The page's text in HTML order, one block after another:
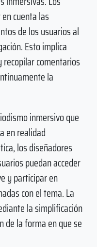
cuenta las
de los usuarios al
Esto implica
comentarios
la
inmersivo que
en realidad
los diseñadores
puedan acceder
y participar en
con el tema. La
la simplificación
de la forma en que se